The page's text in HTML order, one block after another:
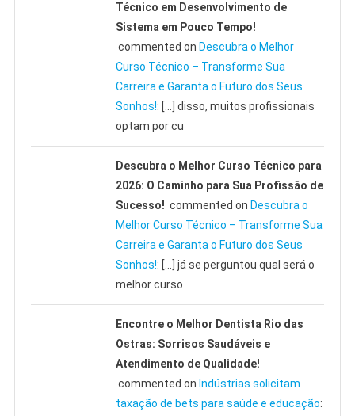
Técnico em Desenvolvimento de
Sistema em Pouco Tempo!
commented on Descubra o Melhor
Curso Técnico – Transforme Sua
Carreira e Garanta o Futuro dos Seus
Sonhos!: […] disso, muitos profissionais
optam por cu
Descubra o Melhor Curso Técnico para
2026: O Caminho para Sua Profissão de
Sucesso! commented on Descubra o
Melhor Curso Técnico – Transforme Sua
Carreira e Garanta o Futuro dos Seus
Sonhos!: […] já se perguntou qual será o
melhor curso
Encontre o Melhor Dentista Rio das
Ostras: Sorrisos Saudáveis e
Atendimento de Qualidade!
commented on Indústrias solicitam
taxação de bets para saúde e educação: